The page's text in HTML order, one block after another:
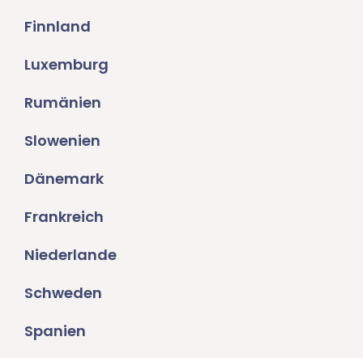
Finnland
Luxemburg
Rumänien
Slowenien
Dänemark
Frankreich
Niederlande
Schweden
Spanien